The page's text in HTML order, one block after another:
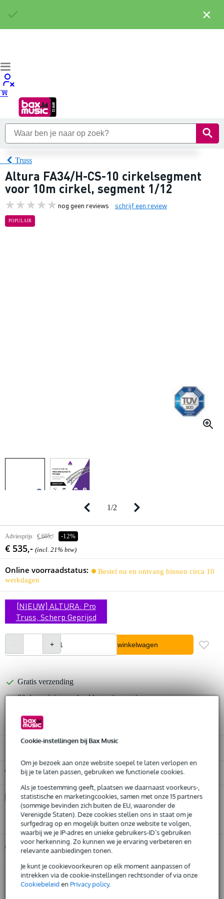
Cookie-instellingen bij Bax Music
Om je bezoek aan onze website soepel te laten verlopen en
bij je te laten passen, gebruiken we functionele cookies.
Als je toestemming geeft, plaatsen we daarnaast voorkeurs-,
statistische en marketingcookies, samen met onze 15 partners
(sommige bevinden zich buiten de EU, waaronder de
Verenigde Staten). Deze cookies stellen ons in staat om je
surfgedrag op en mogelijk buiten onze website te volgen,
waarbij we je IP-adres en unieke gebruikers-ID’s gebruiken
voor herkenning. Zo kunnen we je ervaring verbeteren en
relevante aanbiedingen tonen.
Je kunt je cookievoorkeuren op elk moment aanpassen of
intrekken via de cookie-instellingen rechtsonder of via onze
Cookiebeleiden Privacy policy.
Truss
Altura FA34/H-CS-10 cirkelsegment
voor 10m cirkel, segment 1/12
nog geen reviews schrijf een review
POPULAIR
1/2
Adviesprijs € 605,- -12%
€ 535,- (incl. 21% btw)
Online voorraadstatus:
Bestel nu en ontvang binnen circa 10
werkdagen
[NIEUW] ALTURA: Pro
Truss, Scherp Geprijsd
In winkelwagen
Gratis verzending
30 dagen 'niet goed geld terug' garantie
3 jaar Bax Music garantie
Alleen geschikt voor:
Gratis ophalen in de winkel
Kies nu voor 2 jaar extra Bax Music garantie en meer
voordelen
€ 26,75 eenmalig
Huur dit product
Huur dit product al vanaf 38 euro per maand
Huur meerdere producten tegelijk: min. € 300,- en max.
Productinformatie
×